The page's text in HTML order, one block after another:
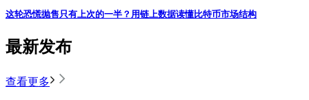
这轮恐慌抛售只有上次的一半？用链上数据读懂比特币市场结构
最新发布
查看更多